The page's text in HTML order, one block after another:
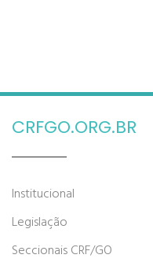
CRFGO.ORG.BR
Institucional
Legislação
Seccionais CRF/GO